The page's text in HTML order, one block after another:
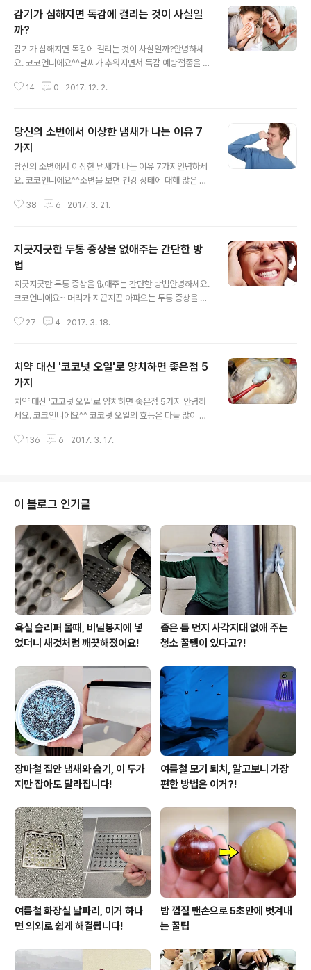
감기가 심해지면 독감에 걸리는 것이 사실일
까?
감기가 심해지면 독감에 걸리는 것이 사실일까?안녕하세
요. 코코언니에요^^날씨가 추워지면서 독감 예방접종을 하
에 걸리지 않는다고 생각해요. 보통 감기가 심해지면 독감
감에 대해 알려드릴게요. 감기와 독감은 왜 걸릴까요?감기
와 독감은 의학적으로 다른 질병이기 때문에 그 원인에도
차이가 있어요. 먼저 감기의 원인은 리노바이러스, 코로나
바이러스, 에코바이러스 등 약 200여종의 바이러스에 의
해 발생해요. 하지만 독감은 인플루엔자 바이러스 단 한가
지에 의해 발생하는 질병이에요. 감기에 걸린 듯 하다가 증
14 0 2017. 12. 2.
당신의 소변에서 이상한 냄새가 나는 이유 7
가지
당신의 소변에서 이상한 냄새가 나는 이유 7가지안녕하세
요. 코코언니에요^^소변을 보면 건강 상태에 대해 많은 걸
되지 않은 질병에 대한 것도 알려주며, 소변의 냄새는 우리
럼비아닥터스 미드타운의 오자스 샤 박사는 우리의 소변에
서 이상한 냄새가 나는 이유들에 대해 설명했답니다. 우리
의 소변에서 냄새가 많이 날 때, 그 이유는 다음 중 하나일
가능성이 큰데요. 별 것 아닌 것부터 위험한 것까지 다양하
니 꼭 확인해보세요~ 1. 수분 섭취가 부족하다.물을 충분히
마시지 않으면 소변에서 강한 암모니아 냄새가 납니다. 물
38 6 2017. 3. 21.
지긋지긋한 두통 증상을 없애주는 간단한 방
법
지긋지긋한 두통 증상을 없애주는 간단한 방법안녕하세요.
코코언니에요~ 머리가 지끈지끈 아파오는 두통 증상을 없
고 있어요.온라인 미디어 위티피드는 '두통 완화에 효과적
간단해요.아래의 간단한 5가지 방법으로 지긋지긋한 두통
을 날려보세요~ 1. 눈을 감고 눈썹 사이를 약 45초 동안 지
긋이 눌러준다머리가 아플때 눈썹 사이를 눌러주면 근육의
긴장을 풀어줘 혈액순환에 도움을 준다고 해요. 2. 눈썹 위
의 가운데 부분을 눌러 준다눈썹 가운데를 누른 후 눈썹 위
를 누르면 혈액순환과 함께 불면증도 없애주고 기억력 향
27 4 2017. 3. 18.
치약 대신 '코코넛 오일'로 양치하면 좋은점 5
가지
치약 대신 '코코넛 오일'로 양치하면 좋은점 5가지 안녕하
세요. 코코언니에요^^ 코코넛 오일의 효능은 다들 많이 들
해 양치하면 좋은 이유가 소개돼 누리꾼들의 이목이 집중
도움이 된다는 소식에 누리꾼들은 반가움을 감추지 못하고
있다고 해요.아래 '코코넛 오일'을 사용해 양치하면 좋은 이
유 5가지를 소개할게요. 아래 소개되는 방법으로 이제 치
아도 '미녀'가 되볼까요?^^ 1. 치아 미백코코넛 오일과 베이
킹 소다를 1:1 비율로 섞고 그 다음 오렌지나 페퍼민트 등의
에센셜 오일을 몇 방울 넣..
136 6 2017. 3. 17.
이 블로그 인기글
욕실 슬리퍼 물때, 비닐봉지에 넣
었더니 새것처럼 깨끗해졌어요!
좁은 틈 먼지 사각지대 없애 주는
청소 꿀템이 있다고?!
장마철 집안 냄새와 습기, 이 두가
지만 잡아도 달라집니다!
여름철 모기 퇴치, 알고보니 가장
편한 방법은 이거?!
여름철 화장실 날파리, 이거 하나
면 의외로 쉽게 해결됩니다!
밤 껍질 맨손으로 5초만에 벗겨내
는 꿀팁